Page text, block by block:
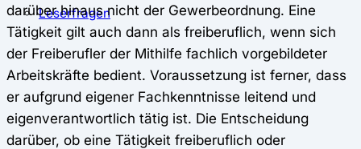
Leserfragen
darüber hinaus nicht der Gewerbeordnung. Eine
Tätigkeit gilt auch dann als freiberuflich, wenn sich
der Freiberufler der Mithilfe fachlich vorgebildeter
Arbeitskräfte bedient. Voraussetzung ist ferner, dass
er aufgrund eigener Fachkenntnisse leitend und
eigenverantwortlich tätig ist. Die Entscheidung
darüber, ob eine Tätigkeit freiberuflich oder